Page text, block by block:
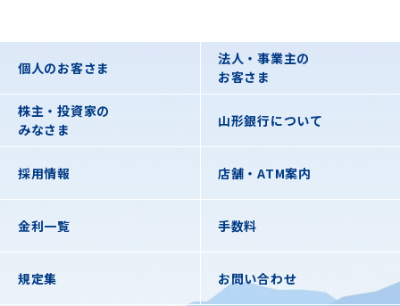
個人のお客さま
法人・事業主の
お客さま
株主・投資家の
みなさま
山形銀行について
採用情報 店舗・ATM案内
金利一覧 手数料
規定集 お問い合わせ